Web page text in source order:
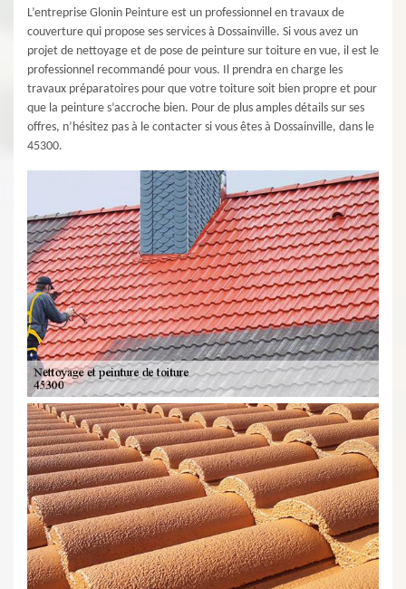
L’entreprise Glonin Peinture est un professionnel en travaux de
couverture qui propose ses services à Dossainville. Si vous avez un
projet de nettoyage et de pose de peinture sur toiture en vue, il est le
professionnel recommandé pour vous. Il prendra en charge les
travaux préparatoires pour que votre toiture soit bien propre et pour
que la peinture s’accroche bien. Pour de plus amples détails sur ses
offres, n’hésitez pas à le contacter si vous êtes à Dossainville, dans le
45300.